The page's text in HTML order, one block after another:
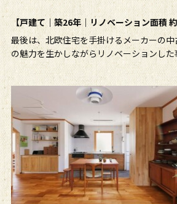
【戸建て｜築26年｜リノベーション面積
最後は、北欧住宅を手掛けるメーカーの
の魅力を生かしながらリノベーションした